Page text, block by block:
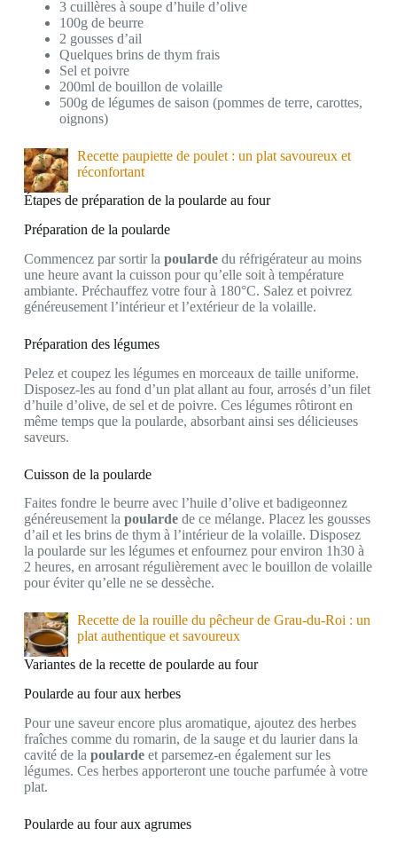
3 cuillères à soupe d’huile d’olive
100g de beurre
2 gousses d’ail
Quelques brins de thym frais
Sel et poivre
200ml de bouillon de volaille
500g de légumes de saison (pommes de terre, carottes,
oignons)
Recette paupiette de poulet : un plat savoureux et
réconfortant
Étapes de préparation de la poularde au four
Préparation de la poularde
Commencez par sortir la poulardedu réfrigérateur au moins
une heure avant la cuisson pour qu’elle soit à température
ambiante. Préchauffez votre four à 180°C. Salez et poivrez
généreusement l’intérieur et l’extérieur de la volaille.
Préparation des légumes
Pelez et coupez les légumes en morceaux de taille uniforme.
Disposez-les au fond d’un plat allant au four, arrosés d’un filet
d’huile d’olive, de sel et de poivre. Ces légumes rôtiront en
même temps que la poularde, absorbant ainsi ses délicieuses
saveurs.
Cuisson de la poularde
Faites fondre le beurre avec l’huile d’olive et badigeonnez
généreusement la poulardede ce mélange. Placez les gousses
d’ail et les brins de thym à l’intérieur de la volaille. Disposez
la poularde sur les légumes et enfournez pour environ 1h30 à
2 heures, en arrosant régulièrement avec le bouillon de volaille
pour éviter qu’elle ne se dessèche.
Recette de la rouille du pêcheur de Grau-du-Roi : un
plat authentique et savoureux
Variantes de la recette de poularde au four
Poularde au four aux herbes
Pour une saveur encore plus aromatique, ajoutez des herbes
fraîches comme du romarin, de la sauge et du laurier dans la
cavité de la poulardeet parsemez-en également sur les
légumes. Ces herbes apporteront une touche parfumée à votre
plat.
Poularde au four aux agrumes